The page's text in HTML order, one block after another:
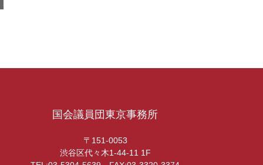
国会議員団東京事務所
〒151-0053
渋谷区代々木1-44-11 1F